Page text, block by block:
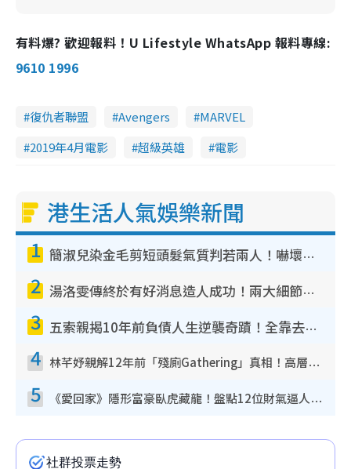
有料爆? 歡迎報料！U Lifestyle WhatsApp 報料專線:
9610 1996
復仇者聯盟 Avengers
MARVEL
2019年4月電影
超級英雄 電影
港生活人氣娛樂新聞
1 簡淑兒染金毛剪短頭髮氣質判若兩人！嚇壞老公麥大力都認唔出：「你做咩事？」
2 湯洛雯傳終於有好消息造人成功！兩大細節曝孕味極濃惹猜測：大肚婆先會咁！
3 五索親揭10年前負債人生逆襲奇蹟！全靠去一地方轉運後即遇上馬先生
4 林芊妤親解12年前「殘廁Gathering」真相！高層解約一句話重創尊嚴至今拒返TVB
5 《愛回家》隱形富豪臥虎藏龍！盤點12位財氣逼人的有錢藝人：呢位靚女3億身家唔憂做